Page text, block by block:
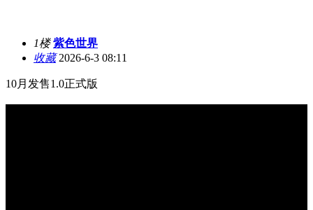
1楼 紫色世界
收藏2026-6-3 08:11
10月发售1.0正式版